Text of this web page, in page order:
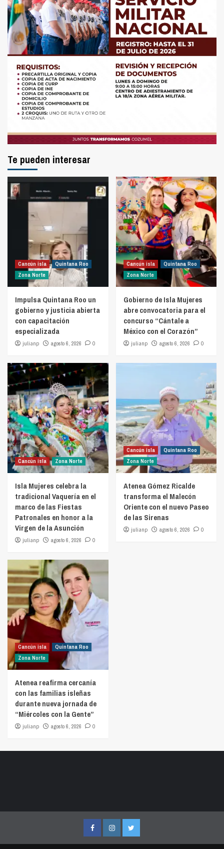
Te pueden interesar
Cancún isla
Quintana Roo
Zona Norte
Impulsa Quintana Roo un
gobierno y justicia abierta
con capacitación
especializada
julianp agosto 6, 2026 0
Cancún isla
Quintana Roo
Zona Norte
Gobierno de Isla Mujeres
abre convocatoria para el
concurso “Cántale a
México con el Corazón”
julianp agosto 6, 2026 0
Cancún isla Zona Norte
Isla Mujeres celebra la
tradicional Vaquería en el
marco de las Fiestas
Patronales en honor a la
Virgen de la Asunción
julianp agosto 6, 2026 0
Cancún isla
Quintana Roo
Zona Norte
Atenea Gómez Ricalde
transforma el Malecón
Oriente con el nuevo Paseo
de las Sirenas
julianp agosto 6, 2026 0
Cancún isla
Quintana Roo
Zona Norte
Atenea reafirma cercanía
con las familias isleñas
durante nueva jornada de
“Miércoles con la Gente”
julianp agosto 6, 2026 0
FacebookInstagramTwitter